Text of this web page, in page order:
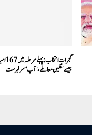
جیسے سنگین معاملے،’آپ‘ سرفہرست